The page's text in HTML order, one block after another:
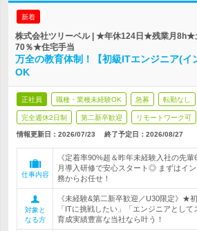
新着
株式会社ツリーベル | ★年休124日★残業月8h★
70％★住宅手当
万全の教育体制！【初級ITエンジニア(イ
OK
正社員 職種・業種未経験OK 急募 転勤なし
完全週休2日制 第二新卒歓迎 リモートワーク可
情報更新日：2026/07/23 終了予定日： 2026/08/27
仕事内容
《定着率90%超＆昨年未経験入社の先
月導入研修で安心スタート◎ まずはイ
務からお任せ！
対象と
なる方
《未経験&第二新卒歓迎／U30限定》★
「ITに挑戦したい」「エンジニアとして
育成実績豊富な当社なら叶う！